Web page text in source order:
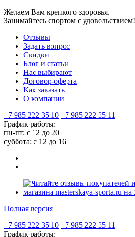
Желаем Вам крепкого здоровья.
Занимайтесь спортом с удовольствием!
Отзывы
Задать вопрос
Скидки
Блог и статьи
Нас выбирают
Договор-оферта
Как заказать
О компании
+7 985 222 35 10 +7 985 222 35 11
График работы:
пн-пт: с 12 до 20
суббота: c 12 до 16
Полная версия
+7 985 222 35 10 +7 985 222 35 11
График работы: